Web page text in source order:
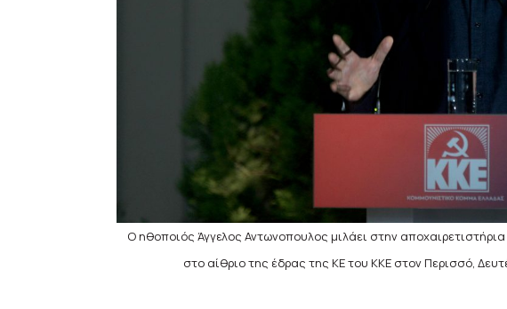
Ο ηθοποιός Άγγελος Αντωνοπουλος μιλάει στην
στο αίθριο της έδρας της ΚΕ του ΚΚΕ στον Περισσό,